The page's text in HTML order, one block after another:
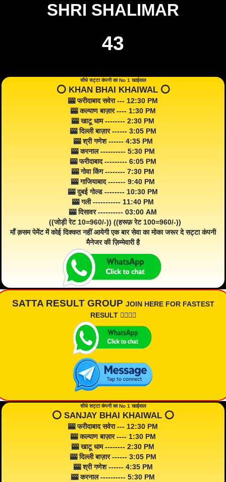
SHRI SHALIMAR
43
सीधे सट्टा कंपनी का No 1 खाईवाल
⭕️ KHAN BHAI KHAIWAL ⭕️
🎰 फरीदाबाद सवेरा --- 12:30 PM
🎰 कल्याण बाज़ार ---- 1:30 PM
🎰 खाटू धाम -------- 2:30 PM
🎰 दिल्ली बाज़ार ------ 3:05 PM
🎰 श्री गणेश ------ 4:35 PM
🎰 करनाल ---------- 5:30 PM
🎰 फरीदाबाद --------- 6:05 PM
🎰 गोवा किंग -------- 7:30 PM
🎰 गाजियाबाद ------- 9:40 PM
🎰 दुबई गोल्ड -------- 10:30 PM
🎰 गली ----------- 11:40 PM
🎰 दिसावर ---------- 03:00 AM
((जोड़ी रेट 10=960/-)) ((हरूफ़ रेट 100=960/-))
माँ क़सम पेमेंट में कोई दिक्कत नहीं आयेगी एक बार सेवा का मोका जरूर दे सट्टा कंपनी
मैनेजर की ज़िम्मेवारी है
SATTA RESULT GROUP JOIN HERE FOR FASTEST
RESULT 👇🏾👇🏾
सीधे सट्टा कंपनी का No 1 खाईवाल
⭕️ SANJAY BHAI KHAIWAL ⭕️
🎰 फरीदाबाद सवेरा --- 12:30 PM
🎰 कल्याण बाज़ार ---- 1:30 PM
🎰 खाटू धाम -------- 2:30 PM
🎰 दिल्ली बाज़ार ------ 3:05 PM
🎰 श्री गणेश ------ 4:35 PM
🎰 करनाल ---------- 5:30 PM